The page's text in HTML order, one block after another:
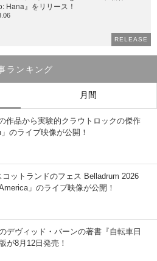
Hana』をリリース！
RELEASE
ランキング
月間
作品から実験的クラウトロックの傑作
」のライブ映像が公開！
コットランドのフェス Belladrum 2026
」のライブ映像が公開！
デヴィッド・バーンの著書『自転車日
が8月12日発売！